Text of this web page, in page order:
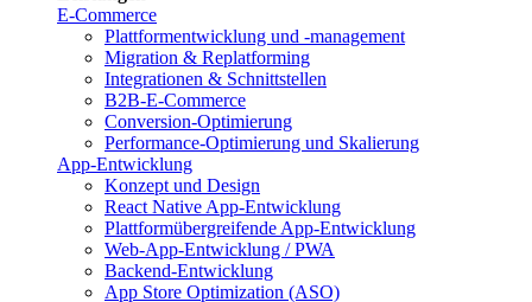
E-Commerce
Plattformentwicklung und -management
Migration & Replatforming
Integrationen & Schnittstellen
B2B-E-Commerce
Conversion-Optimierung
Performance-Optimierung und Skalierung
App-Entwicklung
Konzept und Design
React Native App-Entwicklung
Plattformübergreifende App-Entwicklung
Web-App-Entwicklung / PWA
Backend-Entwicklung
App Store Optimization (ASO)